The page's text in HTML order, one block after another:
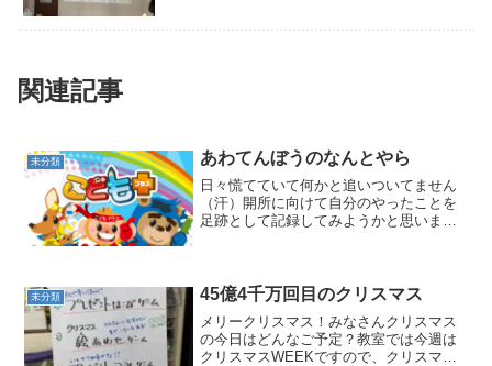
関連記事
未分類 あわてんぼうのなんとやら
日々慌てていて何かと追いついてません
（汗）開所に向けて自分のやったことを
足跡として記録してみようかと思いま
ことになって安心しましたが...
未分類 45億4千万回目のクリスマス
メリークリスマス！みなさんクリスマス
の今日はどんなご予定？教室では今週は
クリスマスWEEKですので、クリスマス